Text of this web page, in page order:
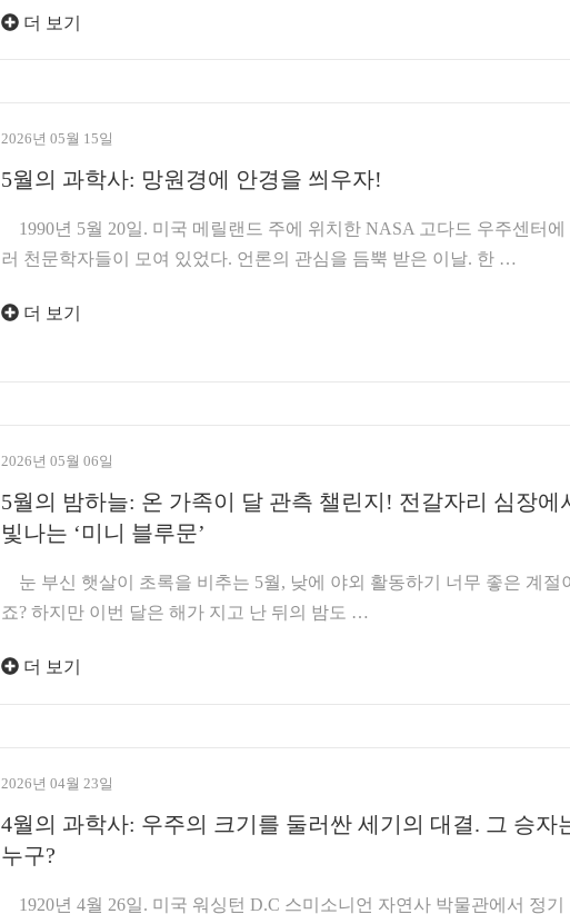
더 보기
2026년 05월 15일
5월의 과학사: 망원경에 안경을 씌우자!
1990년 5월 20일. 미국 메릴랜드 주에 위치한 NASA 고다드 우주센터에
러 천문학자들이 모여 있었다. 언론의 관심을 듬뿍 받은 이날. 한 …
더 보기
2026년 05월 06일
5월의 밤하늘: 온 가족이 달 관측 챌린지! 전갈자리 심장에
빛나는 ‘미니 블루문’
눈 부신 햇살이 초록을 비추는 5월, 낮에 야외 활동하기 너무 좋은 계절
죠? 하지만 이번 달은 해가 지고 난 뒤의 밤도 …
더 보기
2026년 04월 23일
4월의 과학사: 우주의 크기를 둘러싼 세기의 대결. 그 승자
누구?
1920년 4월 26일. 미국 워싱턴 D.C 스미소니언 자연사 박물관에서 정기